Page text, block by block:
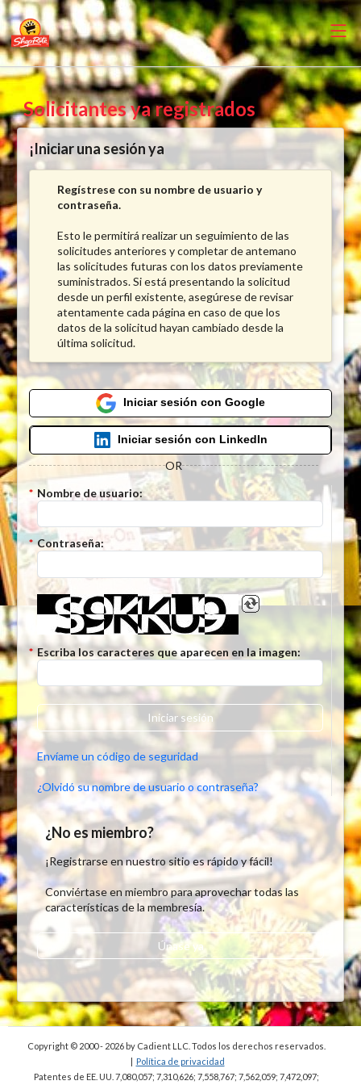
Solicitantes ya registrados
¡Iniciar una sesión ya
Regístrese con su nombre de usuario y
contraseña.
Esto le permitirá realizar un seguimiento de las
solicitudes anteriores y completar de antemano
las solicitudes futuras con los datos previamente
suministrados. Si está presentando la solicitud
desde un perfil existente, asegúrese de revisar
atentamente cada página en caso de que los
datos de la solicitud hayan cambiado desde la
última solicitud.
Iniciar sesión con Google
Iniciar sesión con LinkedIn
OR
* Nombre de usuario:
* Contraseña:
* Escriba los caracteres que aparecen en la imagen:
Iniciar sesión
Envíame un código de seguridad
¿Olvidó su nombre de usuario o contraseña?
¿No es miembro?
¡Registrarse en nuestro sitio es rápido y fácil!
Conviértase en miembro para aprovechar todas las
características de la membresía.
Únase ya
Copyright © 2000 - 2026 by Cadient LLC. Todos los derechos reservados.
| Política de privacidad
Patentes de EE. UU. 7,080,057; 7,310,626; 7,558,767; 7,562,059; 7,472,097;